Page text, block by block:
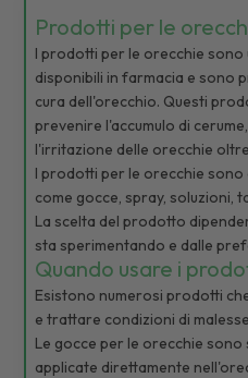
Prodotti per le
I prodotti per le orecchie
disponibili in farmacia e sono
cura dell'orecchio. Questi
prevenire l'accumulo di
l'irritazione delle orecchie
I prodotti per le orecchie
come gocce, spray, soluzioni,
La scelta del prodotto
sta sperimentando e dalle
Quando usare i
Esistono numerosi prodotti
e trattare condizioni di
Le gocce per le orecchie
applicate direttamente